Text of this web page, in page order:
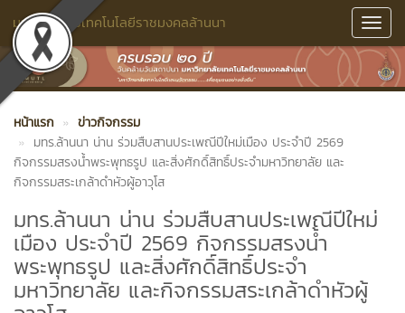
มหาวิทยาลัยเทคโนโลยีราชมงคลล้านนา
หน้าแรก
ข่าวกิจกรรม
มทร.ล้านนา น่าน ร่วมสืบสานประเพณีปีใหม่เมือง ประจำปี 2569
กิจกรรมสรงน้ำพระพุทธรูป และสิ่งศักดิ์สิทธิ์ประจำมหาวิทยาลัย และ
กิจกรรมสระเกล้าดำหัวผู้อาวุโส
มทร.ล้านนา น่าน ร่วมสืบสานประเพณีปีใหม่
เมือง ประจำปี 2569 กิจกรรมสรงน้ำ
พระพุทธรูป และสิ่งศักดิ์สิทธิ์ประจำ
มหาวิทยาลัย และกิจกรรมสระเกล้าดำหัวผู้